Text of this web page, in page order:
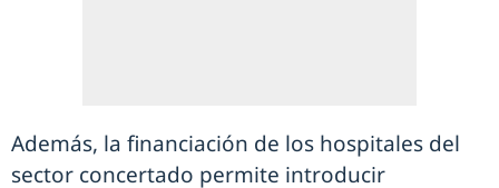
Además, la financiación de los hospitales del
sector concertado permite introducir